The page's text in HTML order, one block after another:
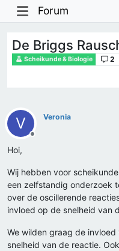
Forum
De Briggs
Scheikunde & Biologie 2
V
Offline
Veronia
Hoi,
Wij hebben voor
een zelfstandig onderzoek
over de oscillerende
invloed op de snelheid van
We wilden graag de
snelheid van de reactie.